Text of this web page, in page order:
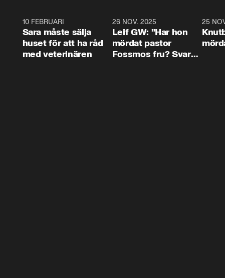
10 FEBRUARI
Sara måste sälja
huset för att ha råd
med veterinären
26 NOV. 2025
Leif GW: ”Har hon
mördat pastor
Fossmos fru? Svar
25